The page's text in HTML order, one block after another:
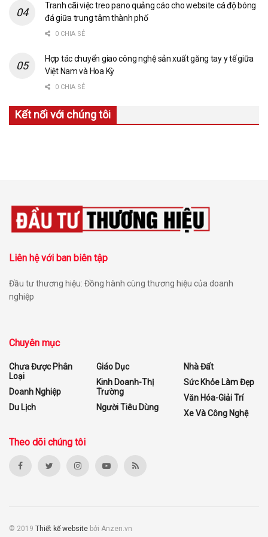
Tranh cãi việc treo pano quảng cáo cho website cá độ bóng
đá giữa trung tâm thành phố
0 CHIA SẺ
Hợp tác chuyển giao công nghệ sản xuất găng tay y tế giữa
Việt Nam và Hoa Kỳ
0 CHIA SẺ
Kết nối với chúng tôi
Liên hệ với ban biên tập
Đầu tư thương hiệu: Đồng hành cùng thương hiệu của doanh
nghiệp
Chuyên mục
Chưa Được Phân
Loại
Doanh Nghiệp
Du Lịch
Giáo Dục
Kinh Doanh-Thị
Trường
Người Tiêu Dùng
Nhà Đất
Sức Khỏe Làm Đẹp
Văn Hóa-Giải Trí
Xe Và Công Nghệ
Theo dõi chúng tôi
© 2019 Thiết kế website bởi Anzen.vn